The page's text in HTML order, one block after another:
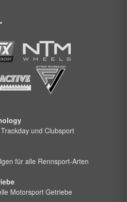
und Clubsport
für alle Rennsport-Arten
Motorsport Getriebe